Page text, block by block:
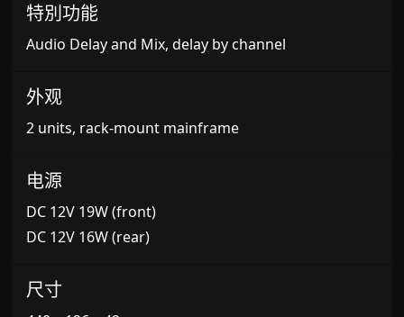
特別功能
Audio Delay and Mix, delay by channel
外观
2 units, rack-mount mainframe
电源
DC 12V 19W (front)
DC 12V 16W (rear)
尺寸